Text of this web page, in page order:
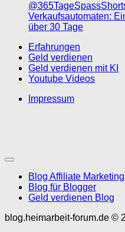
Verkaufsautomaten:
über 30 Tage
Erfahrungen
Geld verdienen
Geld verdienen mit KI
Youtube Videos
Impressum
Blog Affiliate
Blog für Blogger
Geld verdienen Blog
blog.heimarbeit-forum.de ©